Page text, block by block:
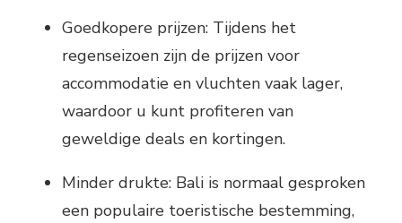
Goedkopere prijzen: Tijdens het
regenseizoen zijn de prijzen voor
accommodatie en vluchten vaak lager,
waardoor u kunt profiteren van
geweldige deals en kortingen.
Minder drukte: Bali is normaal gesproken
een populaire toeristische bestemming,